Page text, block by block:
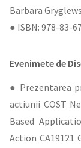
Barbara
● ISBN: 978-83-
Evenimete de
● Prezentarea
actiunii COST
Based
Action